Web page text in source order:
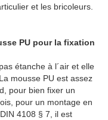
et les bricoleurs.
PU pour la fixation
étanche à l´air et elle
mousse PU est assez
pour bien fixer un
pour un montage en
4108 § 7, il est